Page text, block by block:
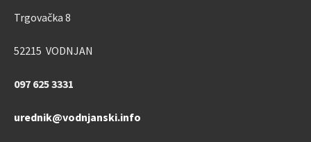
Trgovačka 8
52215 VODNJAN
097 625 3331
urednik@vodnjanski.info